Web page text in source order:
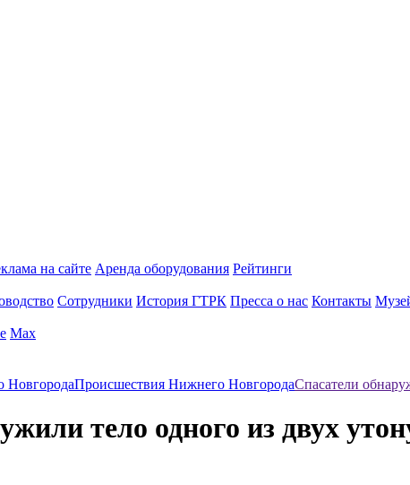
на сайте Аренда оборудования Рейтинги
Сотрудники История ГТРК Пресса о нас Контакты
Max
НовгородаПроисшествия Нижнего НовгородаСпасатели
тело одного из двух